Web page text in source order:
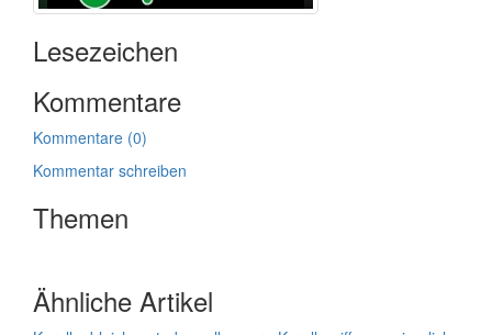
Lesezeichen
Kommentare
Kommentare (0)
Kommentar schreiben
Themen
Ähnliche Artikel